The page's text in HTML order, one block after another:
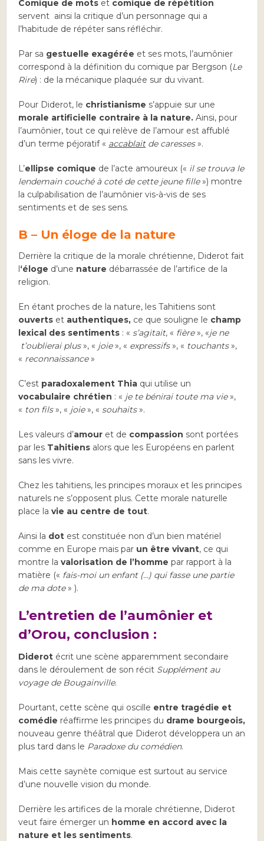
Comique de mots et comique de répétition
servent ainsi la critique d’un personnage qui a
l’habitude de répéter sans réfléchir.
Par sa gestuelle exagérée et ses mots, l’aumônier
correspond à la définition du comique par Bergson (Le
Rire) : de la mécanique plaquée sur du vivant.
Pour Diderot, le christianisme s’appuie sur une
morale artificielle contraire à la nature. Ainsi, pour
l’aumônier, tout ce qui relève de l’amour est affublé
d’un terme péjoratif « accablaitde caresses».
L’ellipse comique de l’acte amoureux (« il se trouva le
lendemain couché à coté de cette jeune fille») montre
la culpabilisation de l’aumônier vis-à-vis de ses
sentiments et de ses sens.
B – Un éloge de la nature
Derrière la critique de la morale chrétienne, Diderot fait
l‘éloge d’une nature débarrassée de l’artifice de la
religion.
En étant proches de la nature, les Tahitiens sont
ouverts et authentiques, ce que souligne le champ
lexical des sentiments : « s’agitait, « fière», «je ne
t’oublierai plus», « joie», « expressifs», « touchants»,
« reconnaissance»
C’est paradoxalement Thia qui utilise un
vocabulaire chrétien : « je te bénirai toute ma vie»,
« ton fils», « joie», « souhaits».
Les valeurs d’amour et de compassion sont portées
par les Tahitiens alors que les Européens en parlent
sans les vivre.
Chez les tahitiens, les principes moraux et les principes
naturels ne s’opposent plus. Cette morale naturelle
place lavie au centre de tout.
Ainsi la dot est constituée non d’un bien matériel
comme en Europe mais par un être vivant, ce qui
montre lavalorisation de l’homme par rapport à la
matière (« fais-moi un enfant (…) qui fasse une partie
de ma dote» ).
L’entretien de l’aumônier et
d’Orou, conclusion :
Diderot écrit une scène apparemment secondaire
dans le déroulement de son récit Supplément au
voyage de Bougainville.
Pourtant, cette scène qui oscille entre tragédie et
comédie réaffirme les principes du drame bourgeois,
nouveau genre théâtral que Diderot développera un an
plus tard dans le Paradoxe du comédien.
Mais cette saynète comique est surtout au service
d’une nouvelle vision du monde.
Derrière les artifices de la morale chrétienne, Diderot
veut faire émerger un homme en accord avec la
nature et les sentiments.